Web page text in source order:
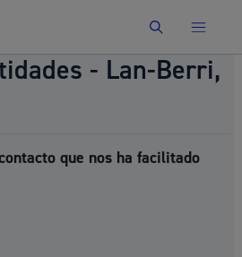
Buscar
- Lan-Berri,
que nos ha facilitado